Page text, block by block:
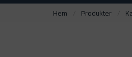
Hem Produkter